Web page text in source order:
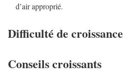
d’air approprié.
Difficulté de croissance
Conseils croissants